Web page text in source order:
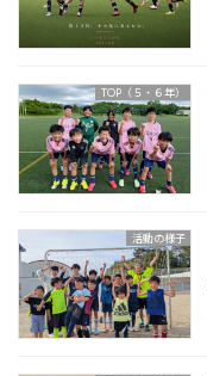
TOP（５・６年）
活動の様子